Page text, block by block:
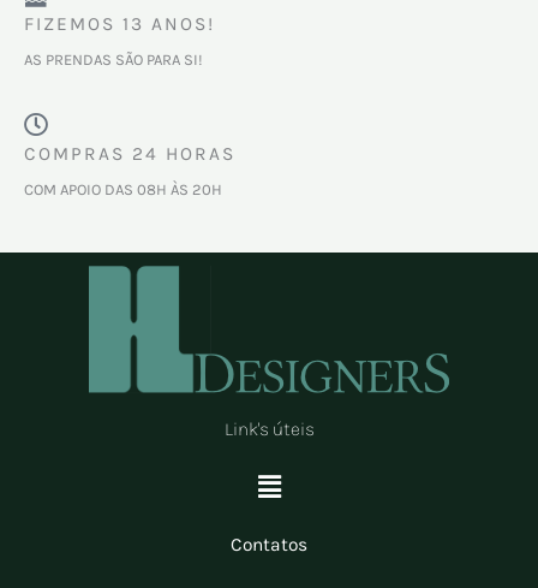
FIZEMOS 13 ANOS!
AS PRENDAS SÃO PARA SI!
COMPRAS 24 HORAS
COM APOIO DAS 08H ÀS 20H
Link's úteis
Menu
Contatos